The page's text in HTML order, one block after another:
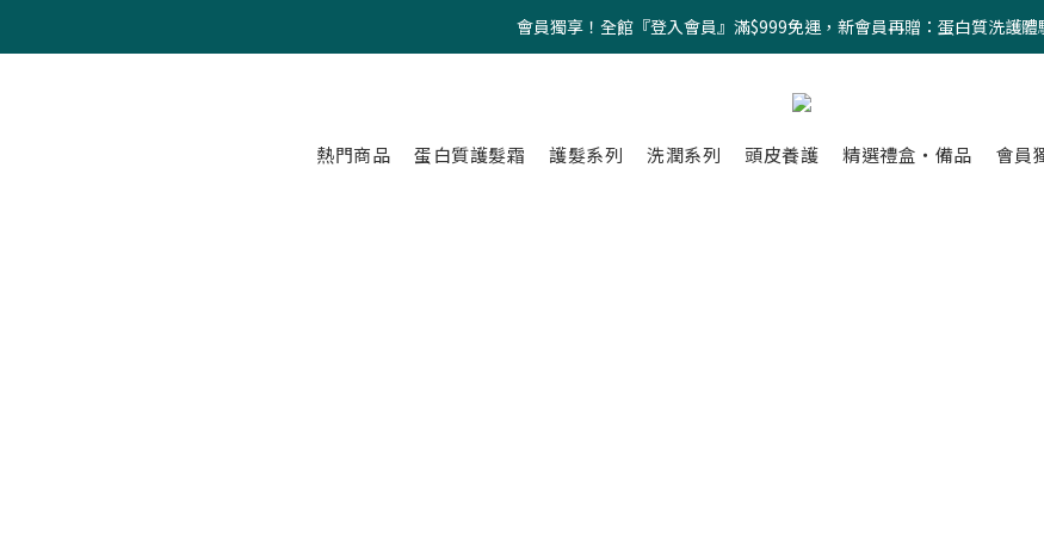
會員獨享！全館『登入會員』滿$999免運，新會員再贈：蛋白質洗護體
熱門商品 蛋白質護髮霜 護髮系列 洗潤系列 頭皮養護 精選禮盒・備品 會員